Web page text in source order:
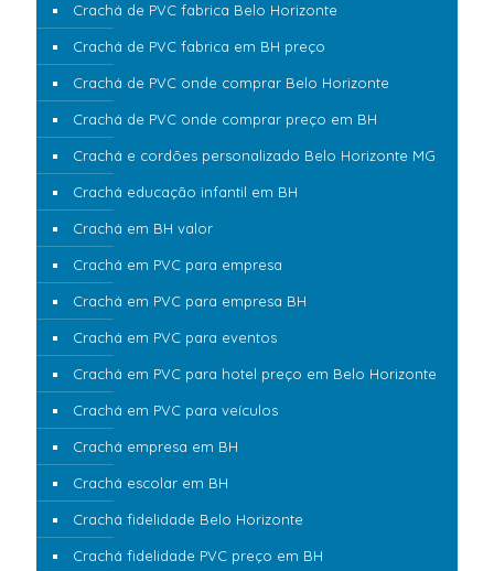
Crachá de PVC fabrica Belo Horizonte
Crachá de PVC fabrica em BH preço
Crachá de PVC onde comprar Belo Horizonte
Crachá de PVC onde comprar preço em BH
Crachá e cordões personalizado Belo Horizonte MG
Crachá educação infantil em BH
Crachá em BH valor
Crachá em PVC para empresa
Crachá em PVC para empresa BH
Crachá em PVC para eventos
Crachá em PVC para hotel preço em Belo Horizonte
Crachá em PVC para veículos
Crachá empresa em BH
Crachá escolar em BH
Crachá fidelidade Belo Horizonte
Crachá fidelidade PVC preço em BH